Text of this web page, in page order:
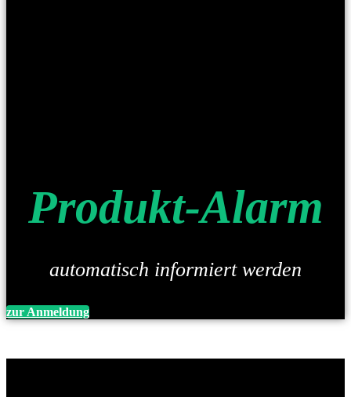
Produkt-Alarm
automatisch informiert werden
zur Anmeldung